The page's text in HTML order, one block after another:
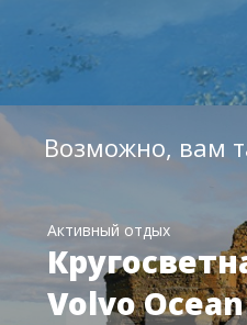
Возможно, вам
Активный отдых
Volvo